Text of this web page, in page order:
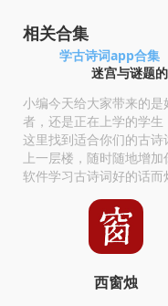
相关合集
学古诗词app合集
迷宫与谜题
小编今天给大家带来的
者，还是正在上学的学
这里找到适合你们的古
上一层楼，随时随地增
软件学习古诗词好的话而
西窗烛